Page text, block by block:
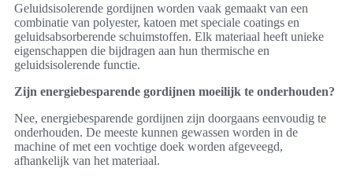
Geluidsisolerende gordijnen worden vaak gemaakt van een
combinatie van polyester, katoen met speciale coatings en
geluidsabsorberende schuimstoffen. Elk materiaal heeft unieke
eigenschappen die bijdragen aan hun thermische en
geluidsisolerende functie.
Zijn energiebesparende gordijnen moeilijk te onderhouden?
Nee, energiebesparende gordijnen zijn doorgaans eenvoudig te
onderhouden. De meeste kunnen gewassen worden in de
machine of met een vochtige doek worden afgeveegd,
afhankelijk van het materiaal.